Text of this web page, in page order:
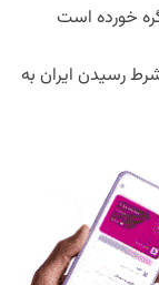
خورده است
رسیدن ایران به